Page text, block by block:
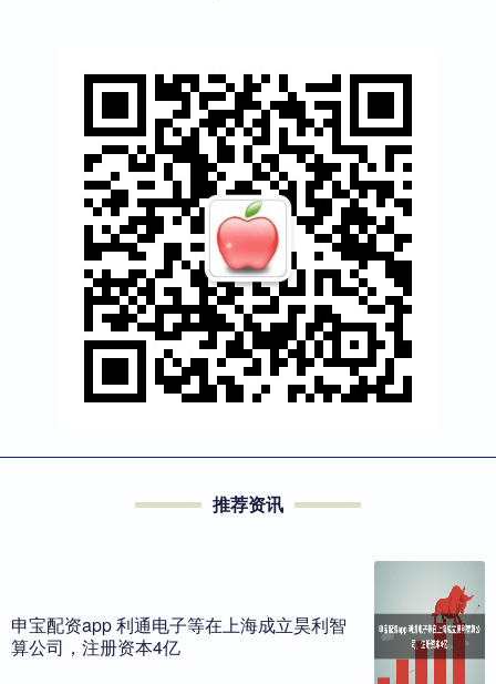
推荐资讯
申宝配资app 利通电子等在上海成立昊利智
算公司，注册资本4亿